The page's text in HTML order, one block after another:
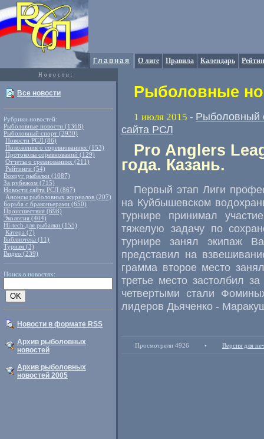
Главная О лиге Правила Календарь
Новости:
Все новости
Рубрики новостей:
Рыболовные новости (1368)
Рыболовный спорт (2930)
Новости РСЛ (86)
Положения о соревнованиях (153)
Протоколы соревнований (129)
Отчеты о сревнованиях (211)
Рейтинги (54)
Вокруг рыбалки (1087)
За рубежом (715)
Новости сайта РСЛ (867)
Анонсы рыболовных журналов (207)
Борьба с браконьерами (650)
Происшествия (698)
Экология (404)
Hi-tech для рыбалки (155)
Катера (7)
Библиотека (11)
Туризм (3)
Видео (239)
Поиск в новостях:
Новости в формате RSS
Архив рыболовных
новостей
Архив рыболовных
новостей 2005
Рыболовные
1 июля 2015 - Рыболовный
сайта РСЛ
Pro Anglers
года. Казань.
Первый этап Лиги
на Куйбышевском
турнире принимал
тяжелую задачу по
турнире занял экипаж
представил на
грамма второе место
третье место застолбил
четвертыми стали
лидеров Дьяченко -
Просмотрели 4926 • Версия для